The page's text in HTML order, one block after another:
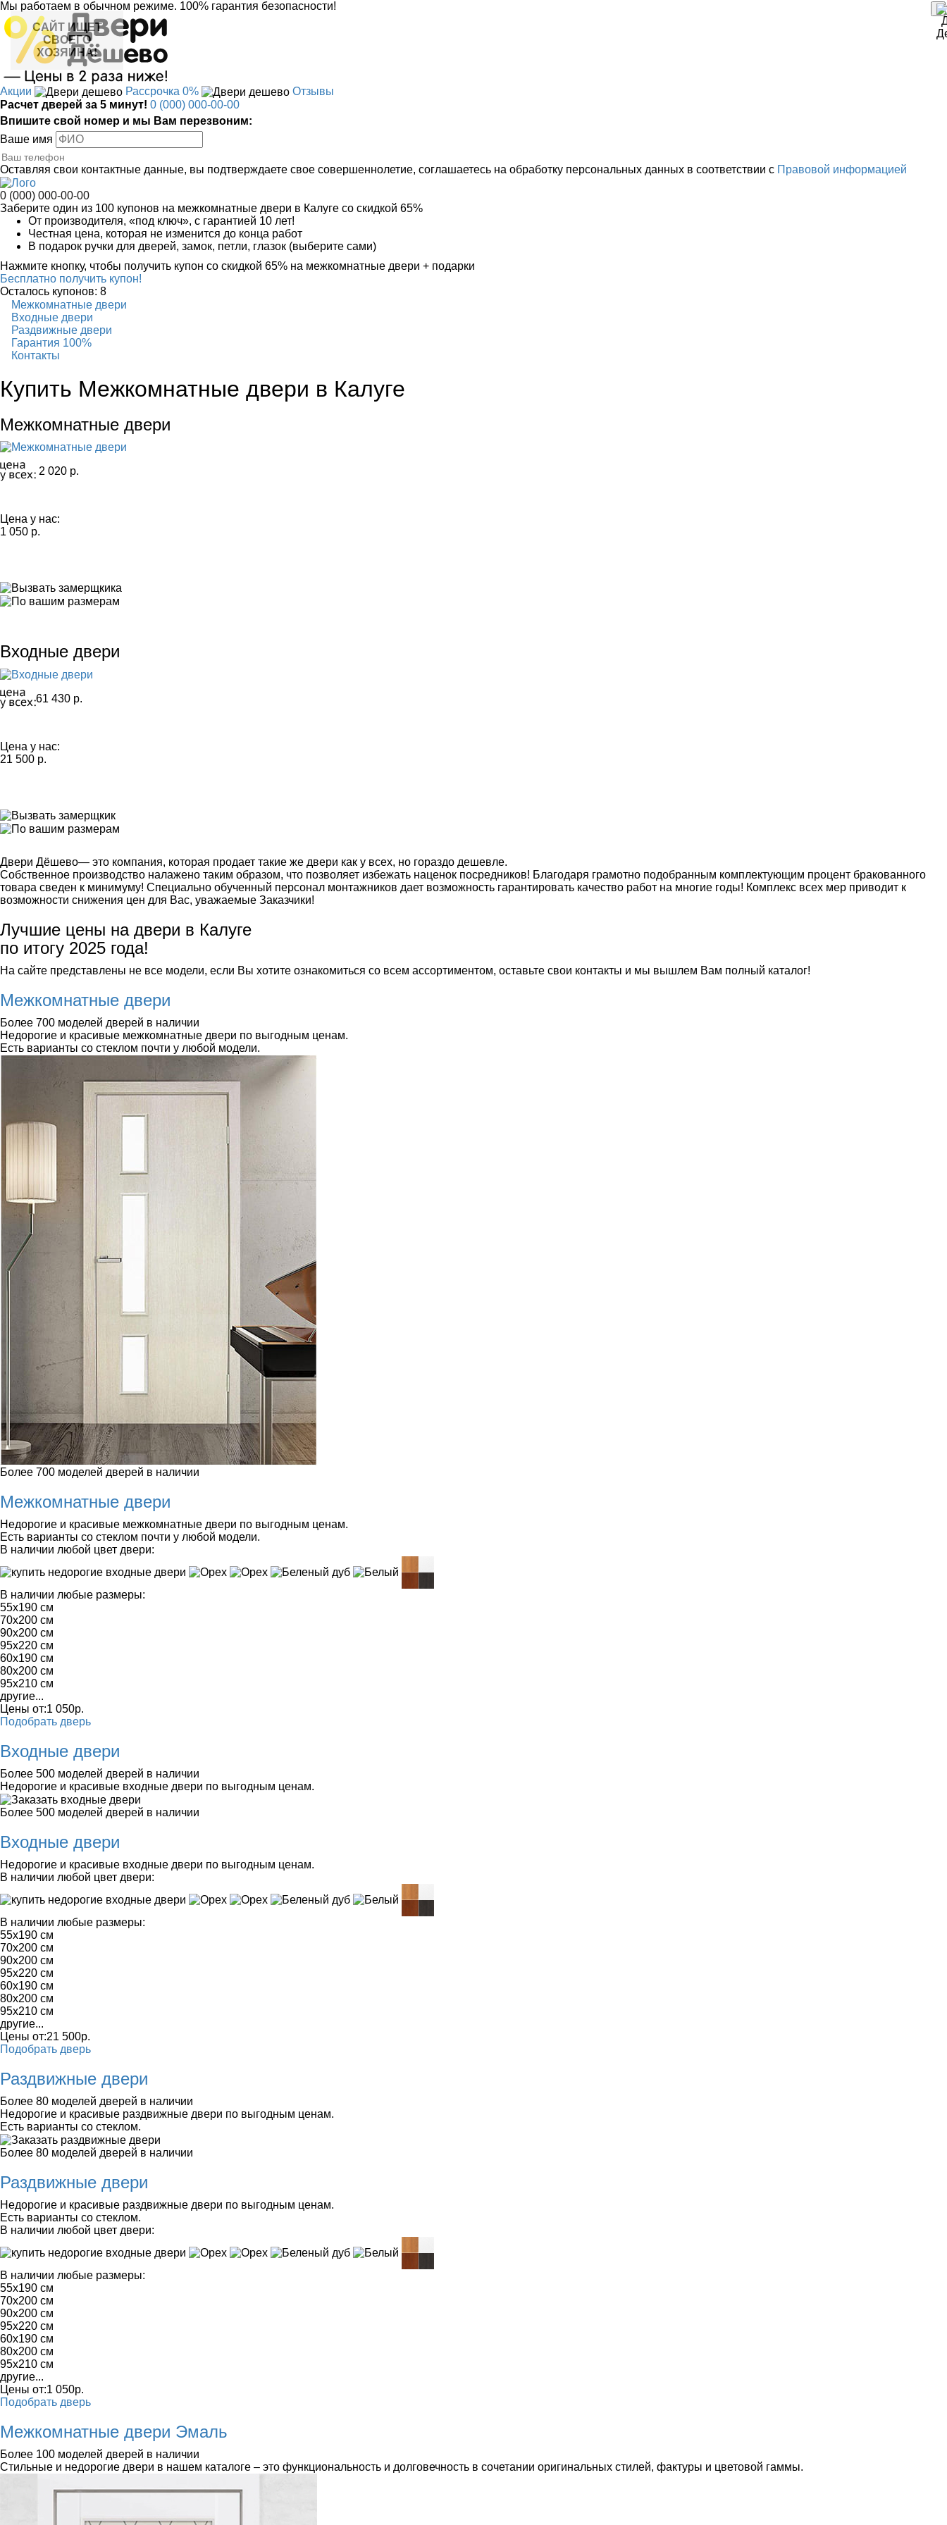
Мы работаем в обычном режиме. 100% гарантия безопасности!
Акции Рассрочка 0%
Отзывы
Расчет дверей за 5 минут! 0 (000) 000-00-00
Впишите свой номер и мы Вам перезвоним:
Ваше имя
Оставляя свои контактные данные, вы подтверждаете свое совершеннолетие, соглашаетесь на обработку персональных данных в соответствии с Правовой информацией
0 (000) 000-00-00
Заберите один из 100 купонов на межкомнатные двери в Калуге со скидкой 65%
От производителя, «под ключ», с гарантией 10 лет!
Честная цена, которая не изменится до конца работ
В подарок ручки для дверей, замок, петли, глазок (выберите сами)
Нажмите кнопку, чтобы получить купон со скидкой 65% на межкомнатные двери + подарки
Бесплатно получить купон!
Осталось купонов: 8
Межкомнатные двери
Входные двери
Раздвижные двери
Гарантия 100%
Контакты
Купить Межкомнатные двери в Калуге
Межкомнатные двери
2 020 р.
Цена у нас:
1 050 р.
Входные двери
61 430 р.
Цена у нас:
21 500 р.
Двери Дёшево— это компания, которая продает такие же двери как у всех, но гораздо дешевле.
Собственное производство налажено таким образом, что позволяет избежать наценок посредников! Благодаря грамотно подобранным комплектующим процент бракованного
товара сведен к минимуму! Специально обученный персонал монтажников дает возможность гарантировать качество работ на многие годы! Комплекс всех мер приводит к
возможности снижения цен для Вас, уважаемые Заказчики!
Лучшие цены на двери в Калуге
по итогу 2025 года!
На сайте представлены не все модели, если Вы хотите ознакомиться со всем ассортиментом, оставьте свои контакты и мы вышлем Вам полный каталог!
Межкомнатные двери
Более 700 моделей дверей в наличии
Недорогие и красивые межкомнатные двери по выгодным ценам.
Есть варианты со стеклом почти у любой модели.
Более 700 моделей дверей в наличии
Межкомнатные двери
Недорогие и красивые межкомнатные двери по выгодным ценам.
Есть варианты со стеклом почти у любой модели.
В наличии любой цвет двери:
В наличии любые размеры:
55x190 см
70x200 см
90x200 см
95x220 см
60x190 см
80x200 см
95x210 см
другие...
Цены от:1 050р.
Подобрать дверь
Входные двери
Более 500 моделей дверей в наличии
Недорогие и красивые входные двери по выгодным ценам.
Более 500 моделей дверей в наличии
Входные двери
Недорогие и красивые входные двери по выгодным ценам.
В наличии любой цвет двери:
В наличии любые размеры:
55x190 см
70x200 см
90x200 см
95x220 см
60x190 см
80x200 см
95x210 см
другие...
Цены от:21 500р.
Подобрать дверь
Раздвижные двери
Более 80 моделей дверей в наличии
Недорогие и красивые раздвижные двери по выгодным ценам.
Есть варианты со стеклом.
Более 80 моделей дверей в наличии
Раздвижные двери
Недорогие и красивые раздвижные двери по выгодным ценам.
Есть варианты со стеклом.
В наличии любой цвет двери:
В наличии любые размеры:
55x190 см
70x200 см
90x200 см
95x220 см
60x190 см
80x200 см
95x210 см
другие...
Цены от:1 050р.
Подобрать дверь
Межкомнатные двери Эмаль
Более 100 моделей дверей в наличии
Стильные и недорогие двери в нашем каталоге – это функциональность и долговечность в сочетании оригинальных стилей, фактуры и цветовой гаммы.
САЙТ ИЩЕТ
СВОЕГО
ХОЗЯИНА!